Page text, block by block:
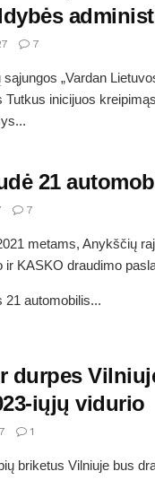
7
„Vardan
Tutkus inicijuos
21
7
metams, Anykščių
ir KASKO draudimo
21 automobilis...
durpes
iųjų vidurio
1
briketus Vilniuje bus